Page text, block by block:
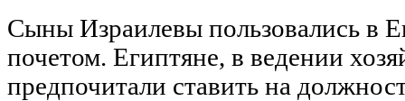
Сыны Израилевы пользовались в
почетом. Египтяне, в ведении
предпочитали ставить на